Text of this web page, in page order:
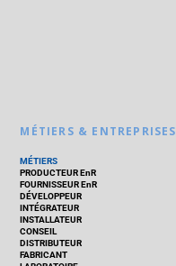
MÉTIERS & ENTREPRISES
MÉTIERS
PRODUCTEUR EnR
FOURNISSEUR EnR
DÉVELOPPEUR
INTÉGRATEUR
INSTALLATEUR
CONSEIL
DISTRIBUTEUR
FABRICANT